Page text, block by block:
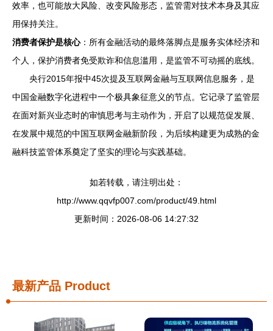
效率，也可能放大风险、改变风险形态，监管需对技术本身及其应
用保持关注。
消费者保护是核心：所有金融活动的最终落脚点是服务实体经济和
个人，保护消费者免受欺诈和信息滥用，是监管不可动摇的底线。
央行2015年报中45次提及互联网金融与互联网信息服务，是
中国金融数字化进程中一个极具象征意义的节点。它记录了监管层
在面对新兴业态时的审慎思考与主动作为，开启了以规范促发展、
在发展中规范的中国互联网金融新阶段，为后续构建更为成熟的金
融科技监管体系奠定了坚实的理论与实践基础。
如若转载，请注明出处：
http://www.qqvfp007.com/product/49.html
更新时间：2026-08-06 14:27:32
最新产品 Product